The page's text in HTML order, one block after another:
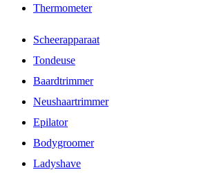
Thermometer
Scheerapparaat
Tondeuse
Baardtrimmer
Neushaartrimmer
Epilator
Bodygroomer
Ladyshave